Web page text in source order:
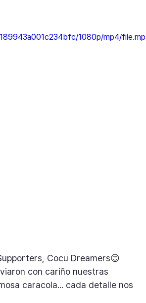
1080p/mp4/file.mp
Cocu Dreamers😊
con cariño nuestras
caracola... cada detalle nos